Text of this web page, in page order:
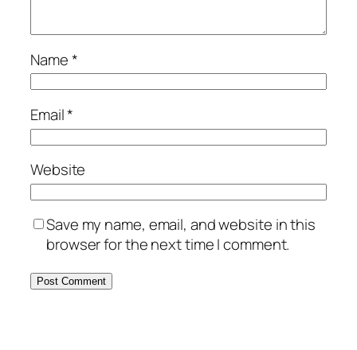
Name*
Email*
Website
Save my name, email, and website in this
browser for the next time I comment.